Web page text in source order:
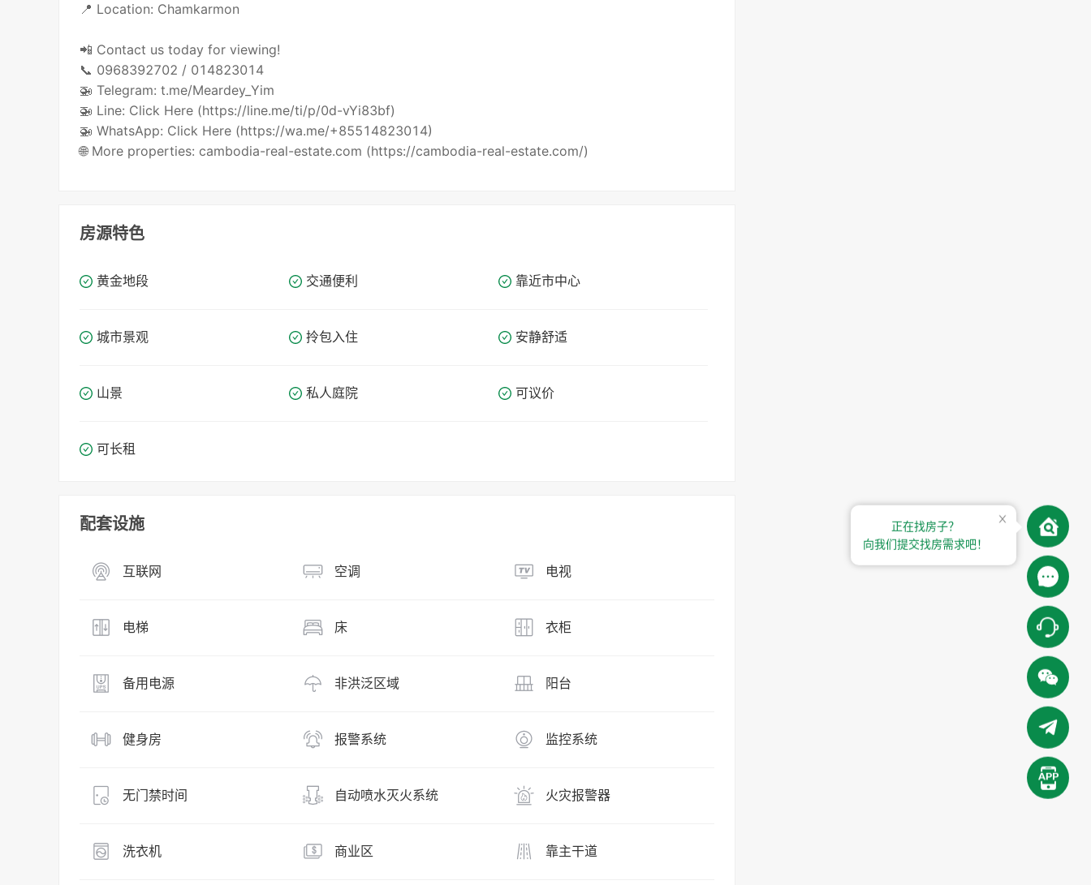
📍 Location: Chamkarmon
📲 Contact us today for viewing!
📞 0968392702 / 014823014
🚁 Telegram: t.me/Meardey_Yim
🚁 Line: Click Here (https://line.me/ti/p/0d-vYi83bf)
🚁 WhatsApp: Click Here (https://wa.me/+85514823014)
🌐 More properties: cambodia-real-estate.com (https://cambodia-real-estate.com/)
房源特色
黄金地段 交通便利 靠近市中心
城市景观 拎包入住 安静舒适
山景 私人庭院 可议价
可长租
配套设施
互联网 空调 电视
电梯 床 衣柜
备用电源 非洪泛区域 阳台
健身房 报警系统 监控系统
无门禁时间 自动喷水灭火系统 火灾报警器
洗衣机 商业区 靠主干道
正在找房子？
向我们提交找房需求吧！